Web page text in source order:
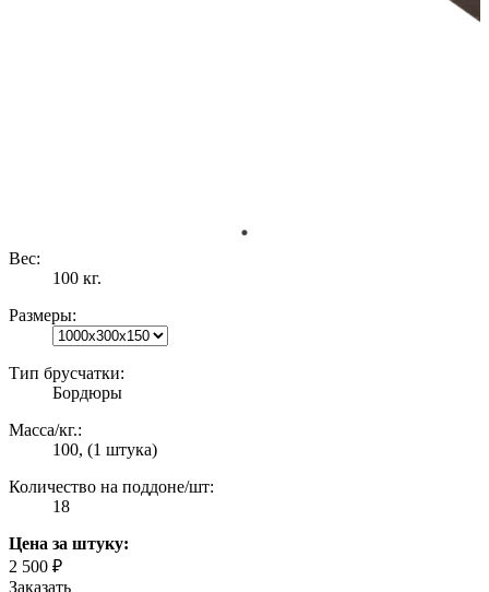
Вес:
100 кг.
Размеры:
Тип брусчатки:
Бордюры
Масса/кг.:
100, (1 штука)
Количество на поддоне/шт:
18
Цена за штуку:
2 500 ₽
Заказать